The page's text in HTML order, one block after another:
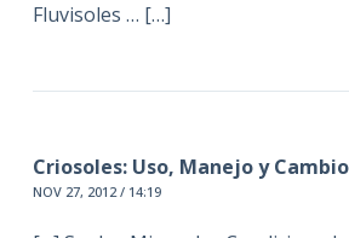
Fluvisoles … […]
Criosoles: Uso, Manejo y
NOV 27, 2012 / 14:19